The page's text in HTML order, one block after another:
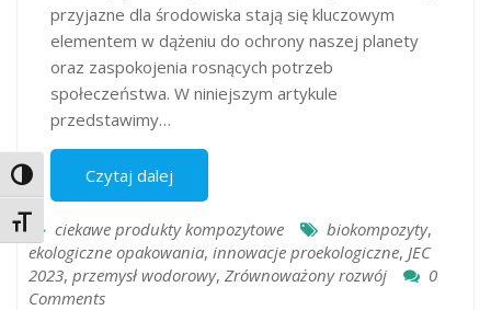
Toggle High Contrast
Toggle Font size
przyjazne dla środowiska stają się kluczowym
elementem w dążeniu do ochrony naszej planety
oraz zaspokojenia rosnących potrzeb
społeczeństwa. W niniejszym artykule
przedstawimy…
Czytaj dalej
ciekawe produkty kompozytowe biokompozyty,
ekologiczne opakowania, innowacje proekologiczne, JEC
2023, przemysł wodorowy, Zrównoważony rozwój
0
Comments